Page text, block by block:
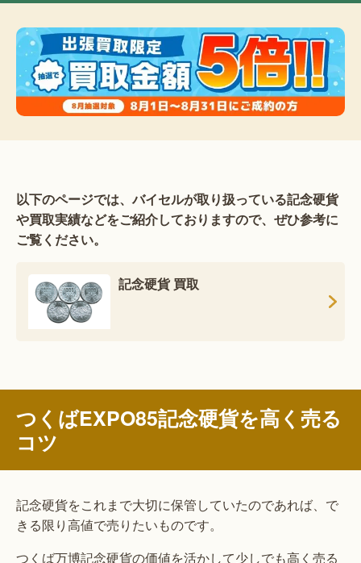
以下のページでは、バイセルが取り扱っている記念硬貨
や買取実績などをご紹介しておりますので、ぜひ参考に
ご覧ください。
記念硬貨 買取
つくばEXPO85記念硬貨を高く売る
コツ
記念硬貨をこれまで大切に保管していたのであれば、で
きる限り高値で売りたいものです。
つくば万博記念硬貨の価値を活かして少しでも高く売る